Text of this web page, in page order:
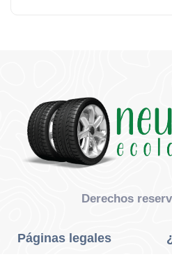
Derechos
Páginas legales